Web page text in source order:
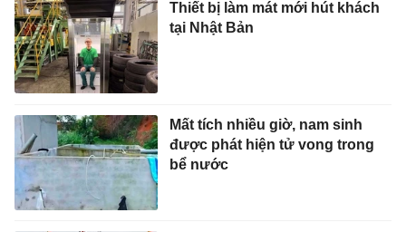
Thiết bị làm mát mới hút khách
tại Nhật Bản
Mất tích nhiều giờ, nam sinh
được phát hiện tử vong trong
bể nước